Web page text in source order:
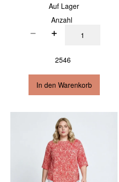
Auf Lager
Anzahl
2546
In den Warenkorb